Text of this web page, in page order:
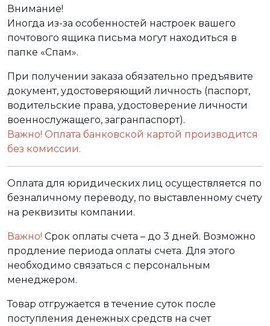
Внимание!
Иногда из-за особенностей настроек вашего
почтового ящика письма могут находиться в
папке «Спам».
При получении заказа обязательно предъявите
документ, удостоверяющий личность (паспорт,
водительские права, удостоверение личности
военнослужащего, загранпаспорт).
Важно! Оплата банковской картой производится
без комиссии.
Оплата для юридических лиц осуществляется по
безналичному переводу, по выставленному счету
на реквизиты компании.
Важно! Срок оплаты счета – до 3 дней. Возможно
продление периода оплаты счета. Для этого
необходимо связаться с персональным
менеджером.
Товар отгружается в течение суток после
поступления денежных средств на счет